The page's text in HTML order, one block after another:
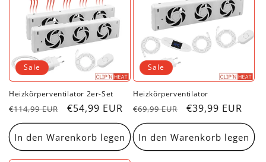
Sale
Heizkörperventilator 2er-Set
Normaler
Preis
€114,99 EUR Verkaufspreis
€54,99 EUR
In den Warenkorb legen
Sale
Heizkörperventilator
Normaler
Preis
€69,99 EUR Verkaufspreis
€39,99 EUR
In den Warenkorb legen